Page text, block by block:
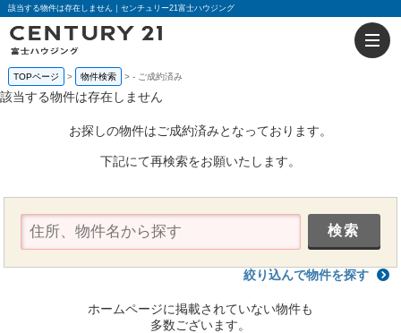
該当する物件は存在しません｜センチュリー21富士ハウジング
TOPページ 物件検索 - ご成約済み
該当する物件は存在しません
お探しの物件はご成約済みとなっております。
下記にて再検索をお願いたします。
絞り込んで物件を探す
ホームページに掲載されていない物件も
多数ございます。